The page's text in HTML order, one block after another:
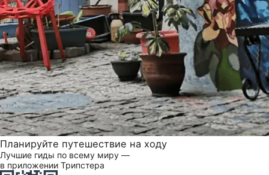
Планируйте путешествие на ходу
Лучшие гиды по всему миру —
в приложении Трипстера